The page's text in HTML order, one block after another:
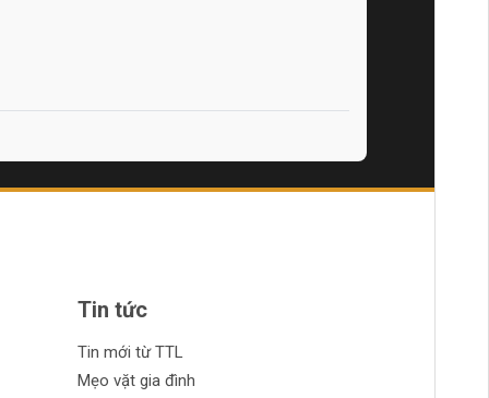
Tin tức
Tin mới từ TTL
Mẹo vặt gia đình